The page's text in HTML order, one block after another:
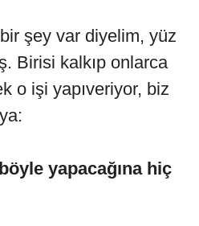
şey var diyelim, yüz
Birisi kalkıp onlarca
o işi yapıveriyor, biz
yapacağına hiç